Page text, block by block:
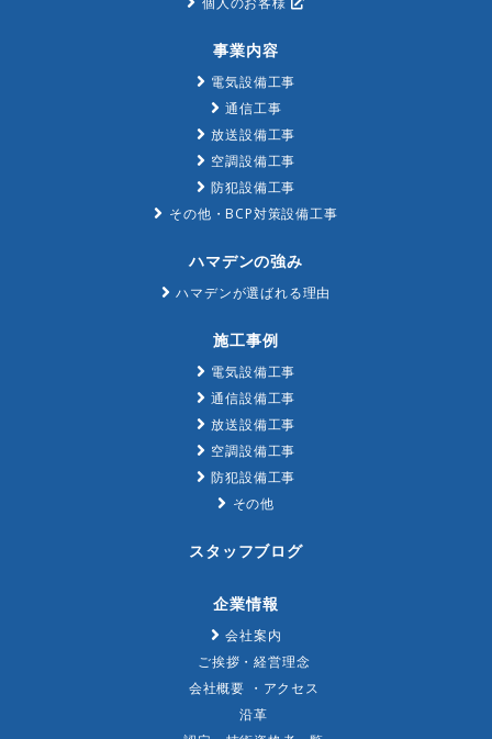
事業内容
電気設備工事
通信工事
放送設備工事
空調設備工事
防犯設備工事
その他・BCP対策設備工事
ハマデンの強み
ハマデンが選ばれる理由
施工事例
電気設備工事
通信設備工事
放送設備工事
空調設備工事
防犯設備工事
その他
スタッフブログ
企業情報
会社案内
ご挨拶・経営理念
会社概要 ・アクセス
沿革